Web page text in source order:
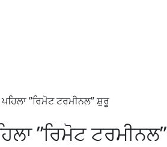
”ਰਿਮੋਟ ਟਰਮੀਨਲ” ਸ਼ੁਰੂ
”ਰਿਮੋਟ ਟਰਮੀਨਲ”